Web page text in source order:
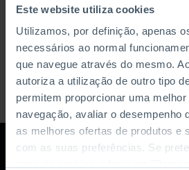
Este website utiliza cookies
Utilizamos, por definição, apenas
necessários ao normal
que navegue através do mesmo.
autoriza a utilização de outro tipo
permitem proporcionar uma
navegação, avaliar o desempenho
as melhores ofertas de produtos e
com as suas preferências. Se